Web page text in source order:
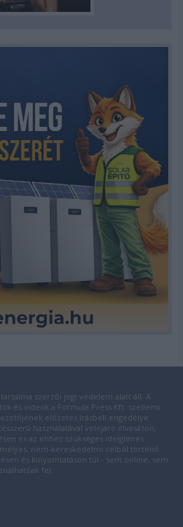
szerzői jogi védelem alatt áll. A
és videók a Formula Press Kft. szellemi
előzetes írásbeli engedélye
használatával velejáró olvasáson,
és az ehhez szükséges ideiglenes
nem-kereskedelmi célból történő
és kinyomtatáson túl - sem online, sem
fel.